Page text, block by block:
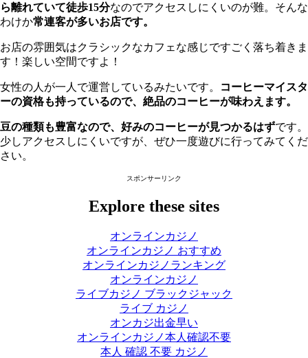
ら離れていて徒歩15分なのでアクセスしにくいのが難。そんな
わけか常連客が多いお店です。
お店の雰囲気はクラシックなカフェな感じですごく落ち着きま
す！楽しい空間ですよ！
女性の人が一人で運営しているみたいです。
コーヒーマイスタ
ーの資格も持っているので、絶品のコーヒーが味わえます。
豆の種類も豊富なので、好みのコーヒーが見つかるはずです。
少しアクセスしにくいですが、ぜひ一度遊びに行ってみてくだ
さい。
スポンサーリンク
Explore these sites
オンラインカジノ
オンラインカジノ おすすめ
オンラインカジノランキング
オンラインカジノ
ライブカジノ ブラックジャック
ライブ カジノ
オンカジ出金早い
オンラインカジノ本人確認不要
本人 確認 不要 カジノ